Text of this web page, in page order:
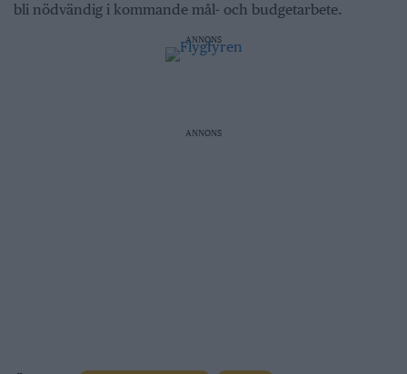
bli nödvändig i kommande mål- och budgetarbete.
ANNONS
ANNONS